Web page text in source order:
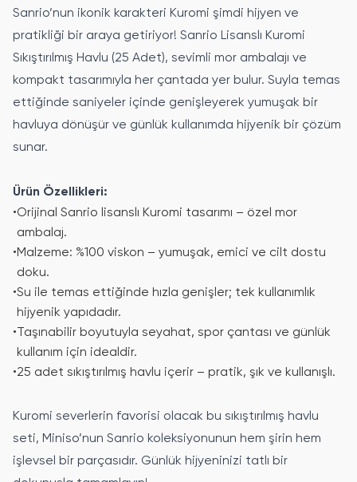
Sanrio’nun ikonik karakteri Kuromi şimdi hijyen ve
pratikliği bir araya getiriyor! Sanrio Lisanslı Kuromi
Sıkıştırılmış Havlu (25 Adet), sevimli mor ambalajı ve
kompakt tasarımıyla her çantada yer bulur. Suyla temas
ettiğinde saniyeler içinde genişleyerek yumuşak bir
havluya dönüşür ve günlük kullanımda hijyenik bir çözüm
sunar.
Ürün Özellikleri:
•Orijinal Sanrio lisanslı Kuromi tasarımı – özel mor
ambalaj.
•Malzeme: %100 viskon – yumuşak, emici ve cilt dostu
doku.
•Su ile temas ettiğinde hızla genişler; tek kullanımlık
hijyenik yapıdadır.
• Taşınabilir boyutuyla seyahat, spor çantası ve günlük
kullanım için idealdir.
•25 adet sıkıştırılmış havlu içerir – pratik, şık ve kullanışlı.
Kuromi severlerin favorisi olacak bu sıkıştırılmış havlu
seti, Miniso’nun Sanrio koleksiyonunun hem şirin hem
işlevsel bir parçasıdır. Günlük hijyeninizi tatlı bir